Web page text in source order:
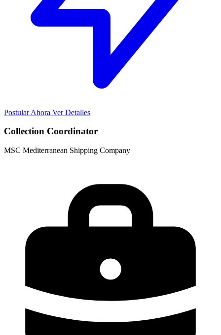
Postular Ahora Ver Detalles
Collection Coordinator
MSC Mediterranean Shipping Company